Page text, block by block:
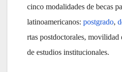
cinco modalidades de becas
latinoamericanos: postgrado,
rtas postdoctorales, movilidad
de estudios institucionales.